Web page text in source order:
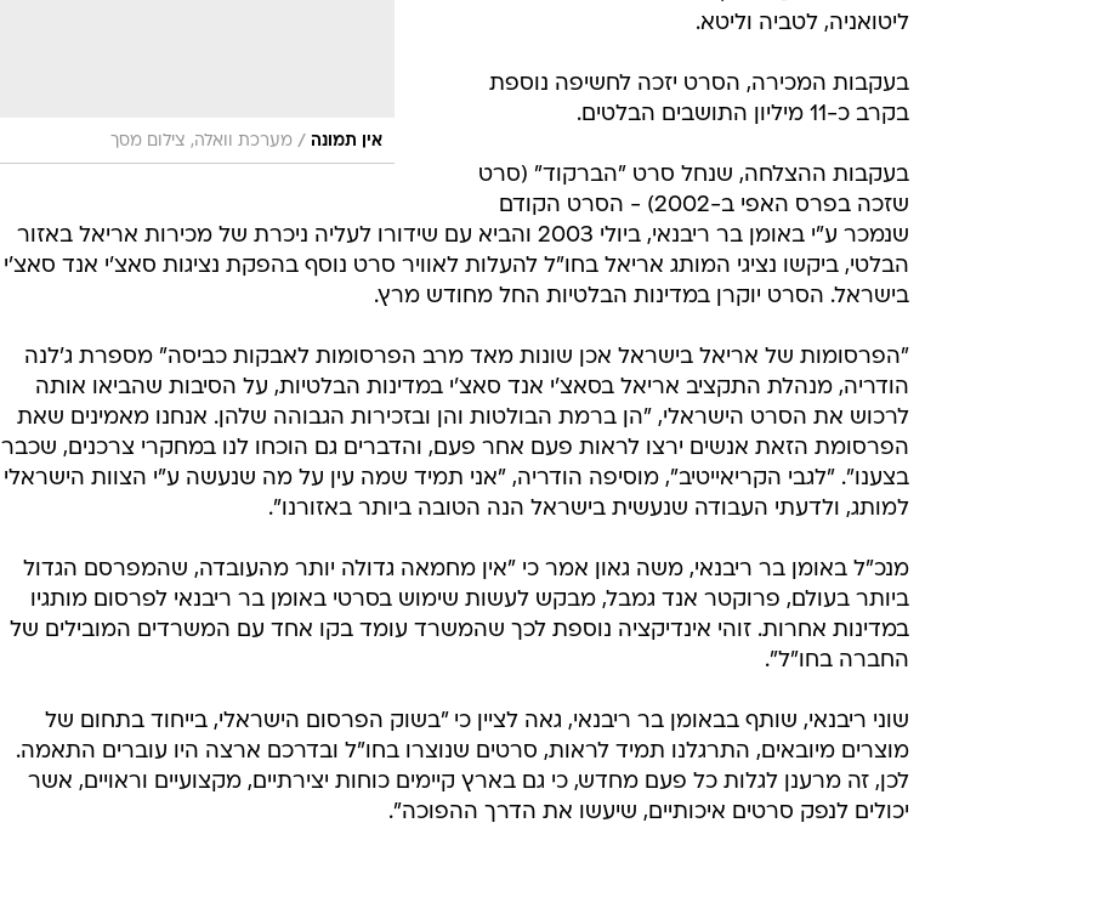
אין תמונה / מערכת וואלה, צילום מסך
ליטואניה, לטביה וליטא.
בעקבות המכירה, הסרט יזכה לחשיפה נוספת
בקרב כ-11 מיליון התושבים הבלטים.
בעקבות ההצלחה, שנחל סרט "הברקוד" (סרט
שזכה בפרס האפי ב-2002) - הסרט הקודם
שנמכר ע"י באומן בר ריבנאי, ביולי 2003 והביא עם שידורו לעליה ניכרת של מכירות אריאל באזור
הבלטי, ביקשו נציגי המותג אריאל בחו"ל להעלות לאוויר סרט נוסף בהפקת נציגות סאצ'י אנד סאצ'י
בישראל. הסרט יוקרן במדינות הבלטיות החל מחודש מרץ.
"הפרסומות של אריאל בישראל אכן שונות מאד מרב הפרסומות לאבקות כביסה" מספרת ג'לנה
הודריה, מנהלת התקציב אריאל בסאצ'י אנד סאצ'י במדינות הבלטיות, על הסיבות שהביאו אותה
לרכוש את הסרט הישראלי, "הן ברמת הבולטות והן ובזכירות הגבוהה שלהן. אנחנו מאמינים שאת
הפרסומת הזאת אנשים ירצו לראות פעם אחר פעם, והדברים גם הוכחו לנו במחקרי צרכנים, שכבר
בצענו". "לגבי הקריאייטיב", מוסיפה הודריה, "אני תמיד שמה עין על מה שנעשה ע"י הצוות הישראלי
למותג, ולדעתי העבודה שנעשית בישראל הנה הטובה ביותר באזורנו".
מנכ"ל באומן בר ריבנאי, משה גאון אמר כי "אין מחמאה גדולה יותר מהעובדה, שהמפרסם הגדול
ביותר בעולם, פרוקטר אנד גמבל, מבקש לעשות שימוש בסרטי באומן בר ריבנאי לפרסום מותגיו
במדינות אחרות. זוהי אינדיקציה נוספת לכך שהמשרד עומד בקו אחד עם המשרדים המובילים של
החברה בחו"ל".
שוני ריבנאי, שותף בבאומן בר ריבנאי, גאה לציין כי "בשוק הפרסום הישראלי, בייחוד בתחום של
מוצרים מיובאים, התרגלנו תמיד לראות, סרטים שנוצרו בחו"ל ובדרכם ארצה היו עוברים התאמה.
לכן, זה מרענן לגלות כל פעם מחדש, כי גם בארץ קיימים כוחות יצירתיים, מקצועיים וראויים, אשר
יכולים לנפק סרטים איכותיים, שיעשו את הדרך ההפוכה".